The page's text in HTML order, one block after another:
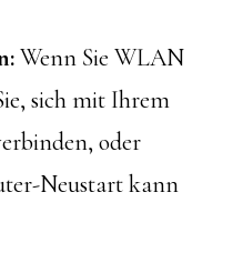
Wenn Sie WLAN
sich mit Ihrem
oder
Neustart kann